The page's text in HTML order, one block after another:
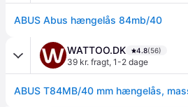
ABUS Abus hængelås 84mb/40
WATTOO.DK 4.8(56)
39 kr. fragt, 1-2 dage